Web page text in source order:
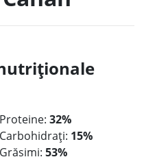
Proteine: 32%
Carbohidrați: 15%
Grăsimi: 53%